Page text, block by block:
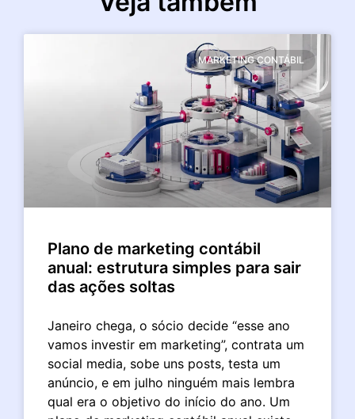
MARKETING CONTÁBIL
Plano de marketing contábil
anual: estrutura simples para sair
das ações soltas
Janeiro chega, o sócio decide “esse ano
vamos investir em marketing”, contrata um
social media, sobe uns posts, testa um
anúncio, e em julho ninguém mais lembra
qual era o objetivo do início do ano. Um